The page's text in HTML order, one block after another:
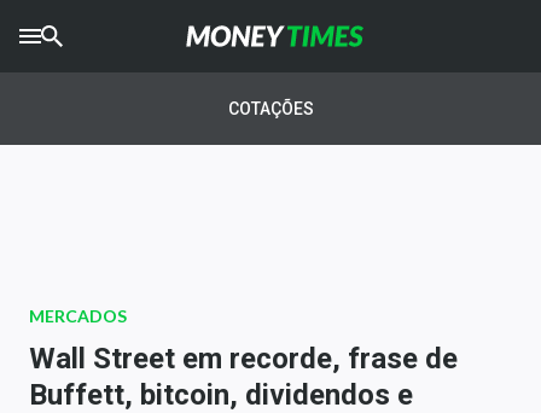
AGROTIMES
Newsletters
Money Trader
COTAÇÕES
MERCADOS
Wall Street em recorde, frase de
Buffett, bitcoin, dividendos e